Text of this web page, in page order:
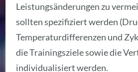
Leistungsänderungen zu
sollten spezifiziert werden
Temperaturdifferenzen und
die Trainingsziele sowie die
individualisiert werden.